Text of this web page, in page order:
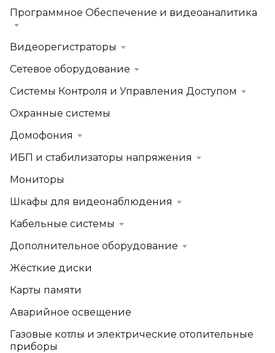
Программное Обеспечение и видеоаналитика
Видеорегистраторы
Сетевое оборудование
Системы Контроля и Управления Доступом
Охранные системы
Домофония
ИБП и стабилизаторы напряжения
Мониторы
Шкафы для видеонаблюдения
Кабельные системы
Дополнительное оборудование
Жёсткие диски
Карты памяти
Аварийное освещение
Газовые котлы и электрические отопительные
приборы